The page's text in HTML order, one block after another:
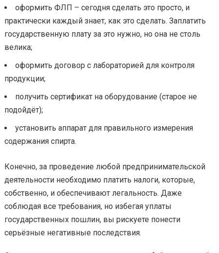
оформить ФЛП – сегодня сделать это просто, и
практически каждый знает, как это сделать. Заплатить
государственную плату за это нужно, но она не столь
велика;
оформить договор с лабораторией для контроля
продукции;
получить сертификат на оборудование (старое не
подойдёт);
установить аппарат для правильного измерения
содержания спирта.
Конечно, за проведение любой предпринимательской
деятельности необходимо платить налоги, которые,
собственно, и обеспечивают легальность. Даже
соблюдая все требования, но избегая уплаты
государственных пошлин, вы рискуете понести
серьёзные негативные последствия.